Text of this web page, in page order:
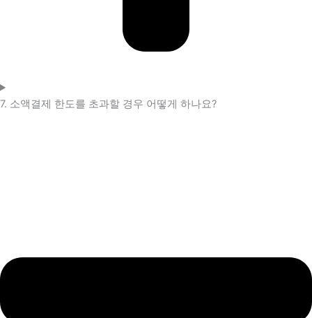
7. 소액결제 한도를 초과할 경우 어떻게 하나요?